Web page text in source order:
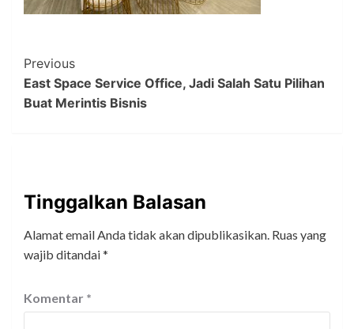
Post
Navigation
Previous
East Space Service Office, Jadi Salah Satu Pilihan
Buat Merintis Bisnis
Tinggalkan Balasan
Alamat email Anda tidak akan dipublikasikan. Ruas yang
wajib ditandai*
Komentar *